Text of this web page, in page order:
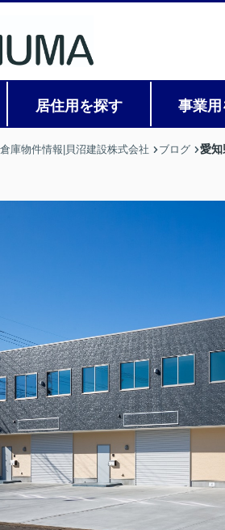
居住用を探す 事業
庫物件情報|貝沼建設株式会社 ブログ 愛知